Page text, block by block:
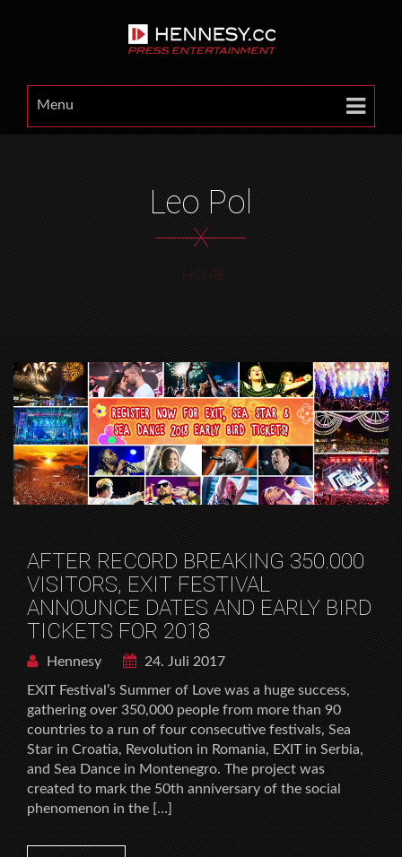
Menu
Leo Pol
X
HOME
AFTER RECORD BREAKING 350.000
VISITORS, EXIT FESTIVAL
ANNOUNCE DATES AND EARLY BIRD
TICKETS FOR 2018
Hennesy
24. Juli 2017
EXIT Festival’s Summer of Love was a huge success,
gathering over 350,000 people from more than 90
countries to a run of four consecutive festivals, Sea
Star in Croatia, Revolution in Romania, EXIT in Serbia,
and Sea Dance in Montenegro. The project was
created to mark the 50th anniversary of the social
phenomenon in the […]